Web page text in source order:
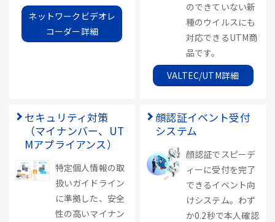
ネットワークビデオレ
コーダー詳細
のできていない新
種のウイルスにも
対応できるUTM商
品です。
VALTEC/UTM詳細
セキュリティ対策
（マイナンバー、UT
Mアプライアンス）
特定個人情報の取
扱いガイドライン
に準拠した、安全
性の高いマイナン
顔認証イベント受付
システム
顔認証でスピーデ
ィーに受付を完了
できるイベント向
けシステム。わず
か0.2秒で本人確認